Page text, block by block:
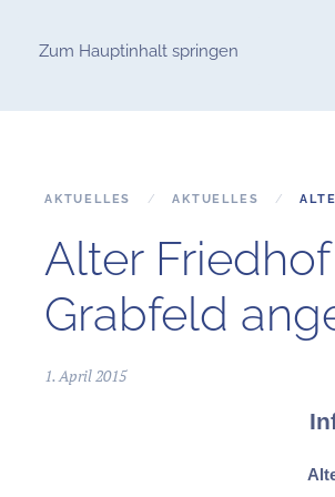
Zum Hauptinhalt springen
AKTUELLES AKTUELLES
Alter
Grabfeld
1. April 2015